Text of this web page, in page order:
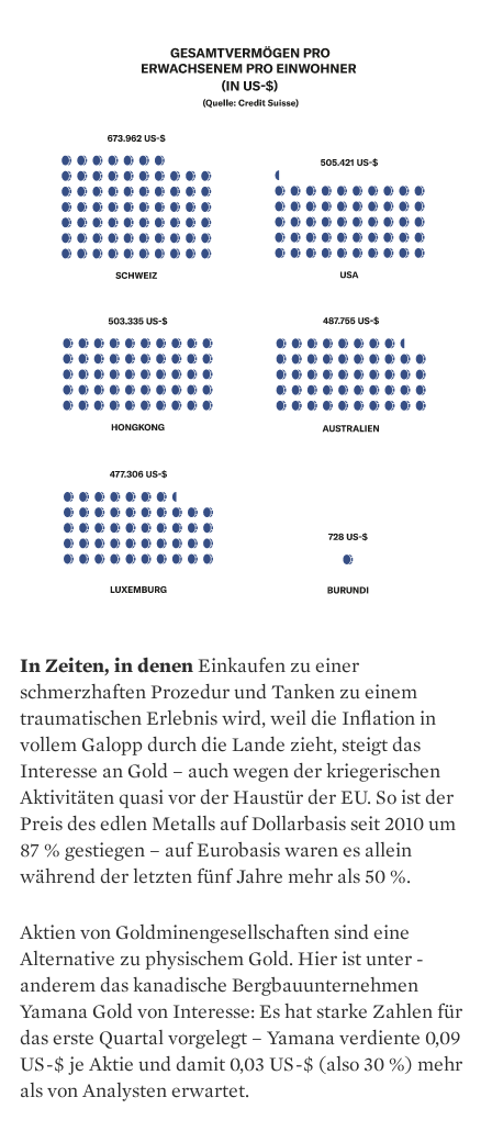
In Zeiten, in denenEinkaufen zu ­einer
schmerzhaften Prozedur und Tanken zu einem
traumatischen Erlebnis wird, weil die Inflation in
vollem Galopp durch die Lande zieht, steigt das
Interesse an Gold – auch wegen der kriegerischen
Aktivitäten quasi vor der Haustür der EU. So ist der
Preis des edlen ­Metalls auf Dollarbasis seit 2010 um
87 % gestiegen – auf Eurobasis ­waren es ­allein
während der letzten fünf Jahre mehr als 50 %.
Aktien von Goldminengesellschaften sind eine
Alternative zu physischem Gold. Hier ist unter ­
anderem das kanadische Bergbau­unternehmen
Yamana Gold von Interesse: Es hat starke Zahlen für
das ­erste Quartal vorgelegt – Yamana verdiente 0,09
US-$ je Aktie und damit 0,03 US-$ (also 30 %) mehr
als von Analysten erwartet.